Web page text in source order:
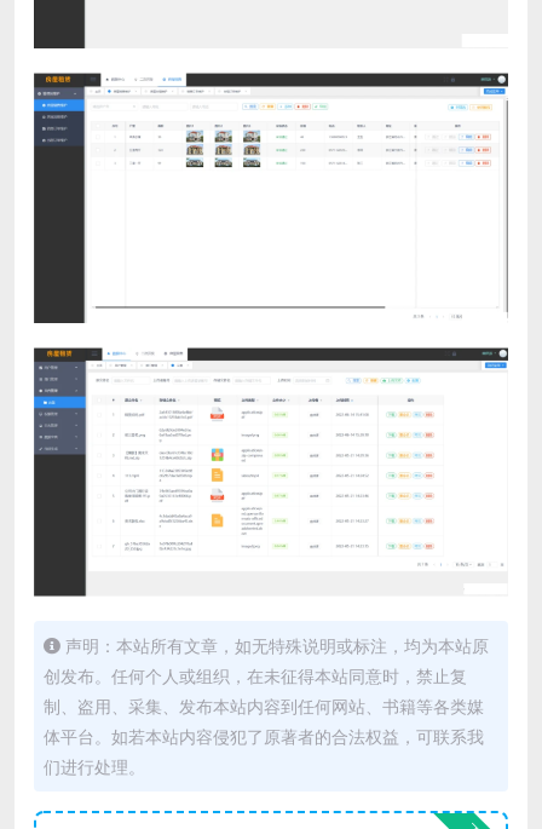
声明：本站所有文章，如无特殊说明或标注，均为本站原
创发布。任何个人或组织，在未征得本站同意时，禁止复
制、盗用、采集、发布本站内容到任何网站、书籍等各类媒
体平台。如若本站内容侵犯了原著者的合法权益，可联系我
们进行处理。